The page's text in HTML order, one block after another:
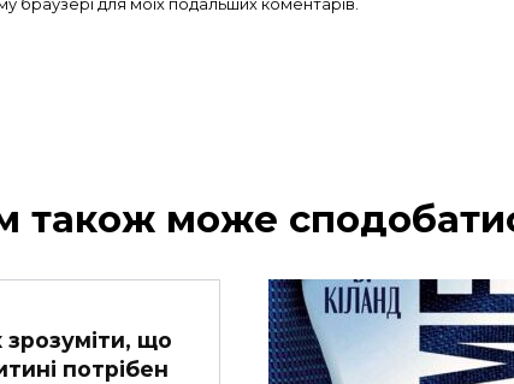
браузері для моїх подальших коментарів.
також може
зрозуміти, що
потрібен